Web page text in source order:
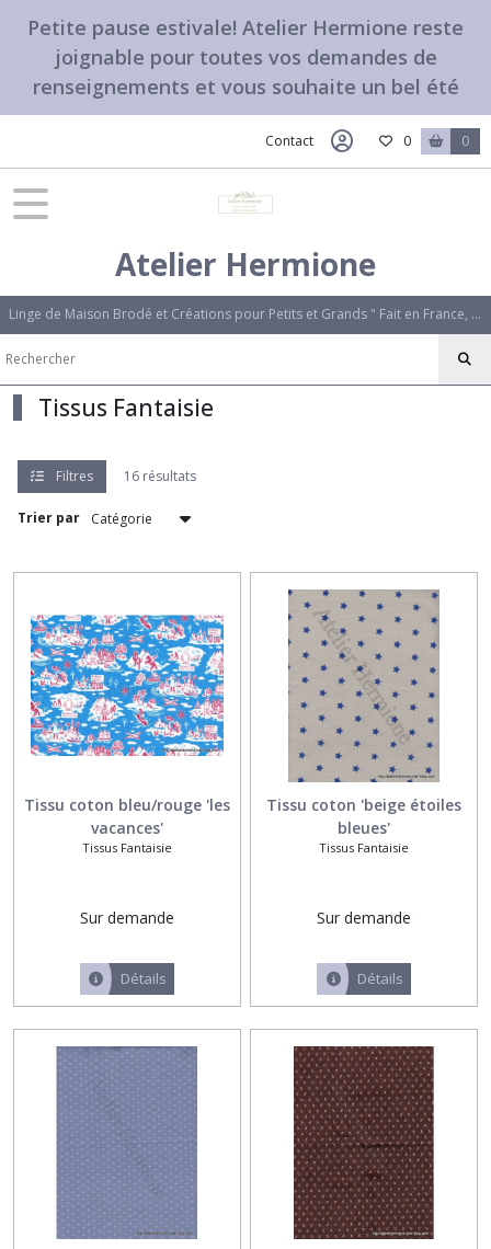
Petite pause estivale! Atelier Hermione reste
joignable pour toutes vos demandes de
renseignements et vous souhaite un bel été
Contact 0 0
Atelier Hermione
Linge de Maison Brodé et Créations pour Petits et Grands " Fait en France, avec amour". Des créations uniques qui vous ressemblent.
Tissus Fantaisie
Filtres 16 résultats
Trier par
Tissu coton bleu/rouge 'les
vacances'
Tissus Fantaisie
Sur demande
Détails
Tissu coton 'beige étoiles
bleues'
Tissus Fantaisie
Sur demande
Détails
Fermer
FILTRES
Tissus,Etiquettes,Options
'Bougainvillier'
Initiale
brodée
(1)
alphabet
(1)
Prénom
brodé,écriture
anglaise
(1)
Prénom
brodé,écriture
écriture
ancienne
(1)
Tissus
Fantaisie
(16)
Tissus
unis
(7)